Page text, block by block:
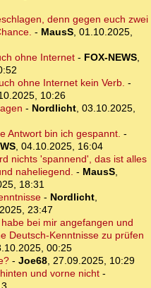
denn gegen euch zwei
- MausS 01.10.2025,
ohne Internet- FOX-NEWS,
ohne Internet kein Verb. -
10:26
- Nordlicht, 03.10.2025,
Antwort bin ich gespannt. -
04.10.2025, 16:04
nichts 'spannend', das ist alles
naheliegend. - MausS
18:31
- Nordlicht,
23:47
bei mir angefangen und
Deutsch-Kenntnisse zu prüfen
00:25
- Joe68, 27.09.2025, 10:29
und vorne nicht-